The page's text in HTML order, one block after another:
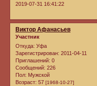
2019-07-31 16:41:22
Виктор Афанасьев
Участник
Откуда: Уфа
Зарегистрирован: 2011-04-11
Приглашений: 0
Сообщений: 226
Пол: Мужской
Возраст: 57 [1968-10-27]